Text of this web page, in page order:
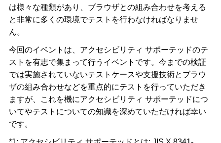
は様々な種類があり、ブラウザとの組み合わせを考える
と非常に多くの環境でテストを行わなければなりませ
ん。
今回のイベントは、アクセシビリティ サポーテッドのテ
ストを有志で集まって行うイベントです。今までの検証
では実施されていないテストケースや支援技術とブラウ
ザの組み合わせなどを重点的にテストを行っていただき
ますが、これを機にアクセシビリティ サポーテッドにつ
いてやテストについての知識を深めていただければ幸い
です。